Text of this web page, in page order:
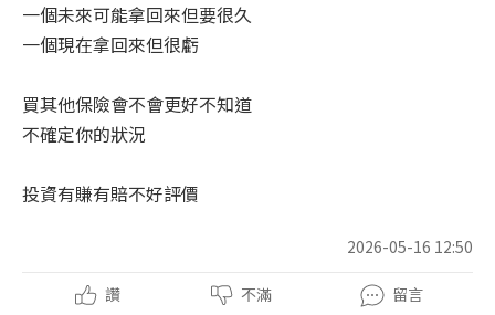
一個未來可能拿回來但要很久
一個現在拿回來但很虧
買其他保險會不會更好不知道
不確定你的狀況
投資有賺有賠不好評價
2026-05-16 12:50
讚 不滿 留言